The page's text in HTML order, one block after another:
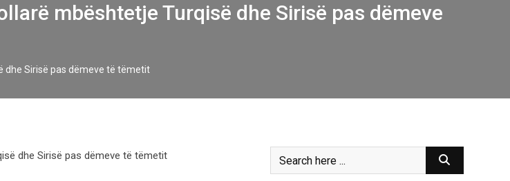
mbështetje Turqisë dhe Sirisë pas dëmeve
dhe Sirisë pas dëmeve të tëmetit